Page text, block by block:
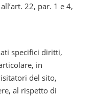
22, par. 1 e 4,
specifici diritti,
in
del sito,
al rispetto di